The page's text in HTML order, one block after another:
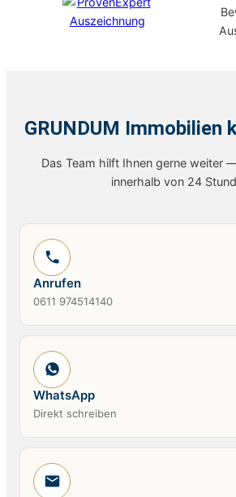
GRUNDUM Immobilien
Das Team hilft Ihnen gerne weiter
innerhalb von 24
Anrufen
0611 974514140
WhatsApp
Direkt schreiben